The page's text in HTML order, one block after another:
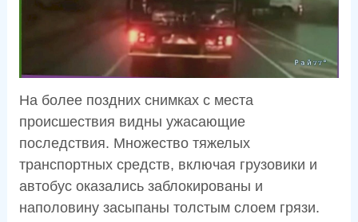
На более поздних снимках с места
происшествия видны ужасающие
последствия. Множество тяжелых
транспортных средств, включая грузовики и
автобус оказались заблокированы и
наполовину засыпаны толстым слоем грязи.